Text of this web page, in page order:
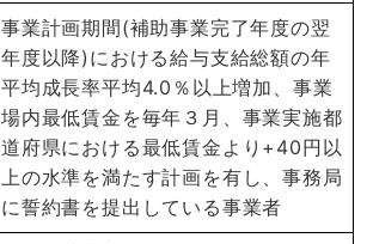
事業計画期間(補助事業完了年度の翌
年度以降)における給与支給総額の年
平均成長率平均4.0％以上増加、事業
場内最低賃金を毎年３月、事業実施都
道府県における最低賃金より+40円以
上の水準を満たす計画を有し、事務局
に誓約書を提出している事業者